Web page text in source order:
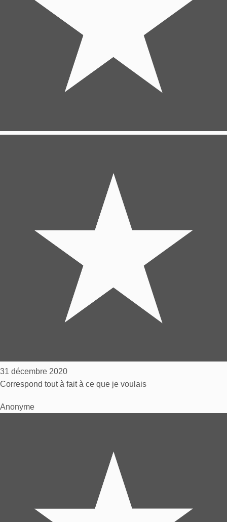
31 décembre 2020
Correspond tout à fait à ce que je voulais
Anonyme